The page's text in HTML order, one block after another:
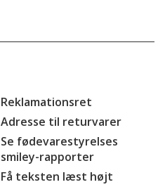
Reklamationsret
Adresse til returvarer
Se fødevarestyrelses
smiley-rapporter
Få teksten læst højt